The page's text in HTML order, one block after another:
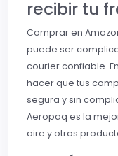
recibir tu
Comprar en
puede ser
courier confiable.
hacer que tus
segura y sin
Aeropaq es la
aire y otros